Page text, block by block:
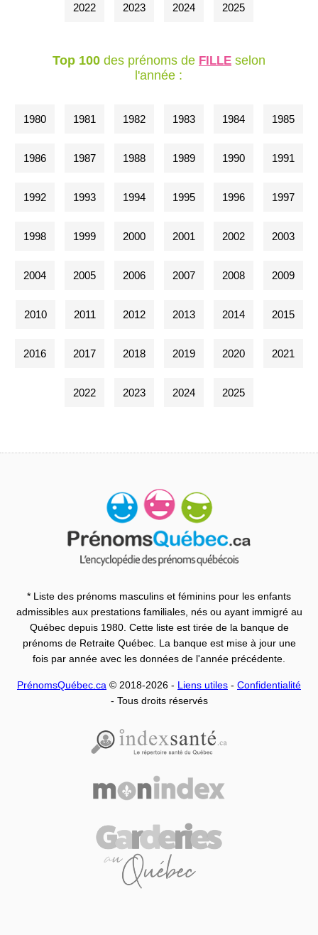
2022 2023 2024 2025
Top 100des prénoms de FILLEselon
l'année :
1980 1981 1982 1983 1984 1985
1986 1987 1988 1989 1990 1991
1992 1993 1994 1995 1996 1997
1998 1999 2000 2001 2002 2003
2004 2005 2006 2007 2008 2009
2010 2011 2012 2013 2014 2015
2016 2017 2018 2019 2020 2021
2022 2023 2024 2025
* Liste des prénoms masculins et féminins pour les enfants
admissibles aux prestations familiales, nés ou ayant immigré au
Québec depuis 1980. Cette liste est tirée de la banque de
prénoms de Retraite Québec. La banque est mise à jour une
fois par année avec les données de l'année précédente.
PrénomsQuébec.ca © 2018-2026 - Liens utiles - Confidentialité
- Tous droits réservés